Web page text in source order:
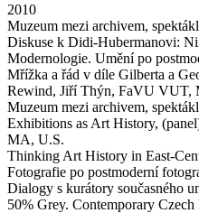
2010
Muzeum mezi archivem,
Diskuse k Didi-Hubermanovi:
Modernologie. Umění po
Mřížka a řád v díle Gilberta a
Rewind, Jiří Thýn, FaVU VUT,
Muzeum mezi archivem,
Exhibitions as Art History,
MA, U.S.
Thinking Art History in East-
Fotografie po postmoderní
Dialogy s kurátory současného
50% Grey. Contemporary